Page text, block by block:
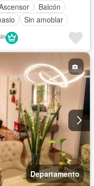
Balcón
Sin amoblar
Departamento